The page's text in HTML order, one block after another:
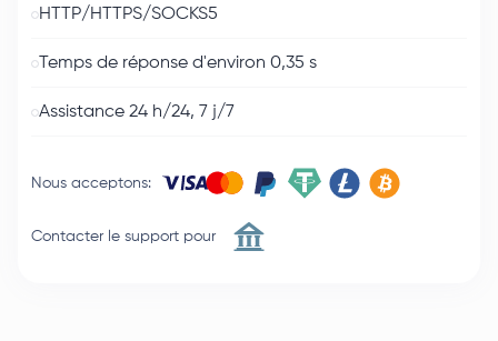
HTTP/HTTPS/SOCKS5
Temps de réponse d'environ 0,35 s
Assistance 24 h/24, 7 j/7
Nous acceptons:
Contacter le support pour